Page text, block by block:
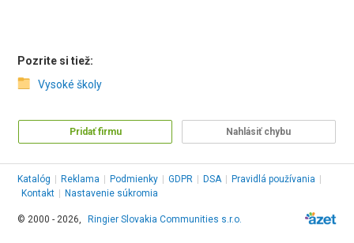
Pozrite si tiež:
Vysoké školy
Pridať firmu Nahlásiť chybu
Katalóg Reklama Podmienky GDPR DSA Pravidlá používania
Kontakt
Nastavenie súkromia
© 2000 - 2026, Ringier Slovakia Communities s.r.o.